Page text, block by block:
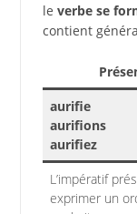
le verbe se
contient
aurifie
aurifions
aurifiez
L’impératif
exprimer un